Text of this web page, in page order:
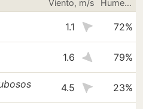
Viento, m/s Humedad
1.1 72%
1.6 79%
4.5 23%